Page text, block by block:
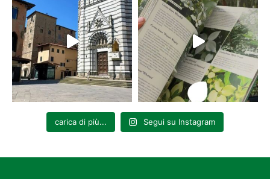
carica di più... Segui su Instagram